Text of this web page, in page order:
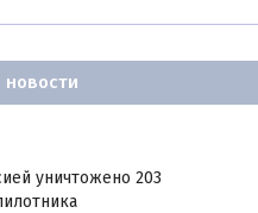
уничтожено 203